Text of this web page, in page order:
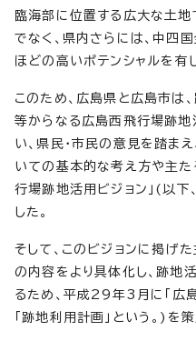
臨海部に位置する広大な土地
でなく、県内さらには、中四
ほどの高いポテンシャルを有
このため、広島県と広島市は
等からなる広島西飛行場跡
い、県民・市民の意見を踏ま
いての基本的な考え方や主た
行場跡地活用ビジョン」(以下
した。
そして、このビジョンに掲げ
の内容をより具体化し、跡地
るため、平成29年3月に「広
「跡地利用計画」という。)を策